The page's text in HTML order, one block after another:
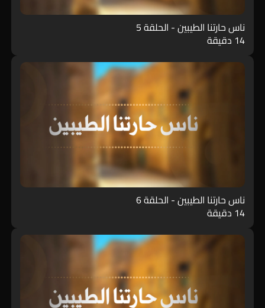
ناس حارتنا الطيبين - الحلقة 5
14 دقيقة
ناس حارتنا الطيبين - الحلقة 6
14 دقيقة